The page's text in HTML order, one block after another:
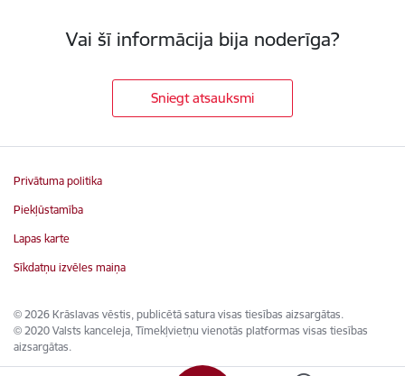
Vai šī informācija bija noderīga?
Sniegt atsauksmi
© 2026 Krāslavas vēstis, publicētā satura visas tiesības aizsargātas.
© 2020 Valsts kanceleja, Tīmekļvietņu vienotās platformas visas tiesības
aizsargātas.
Privātuma politika
Piekļūstamība
Lapas karte
Sīkdatņu izvēles maiņa